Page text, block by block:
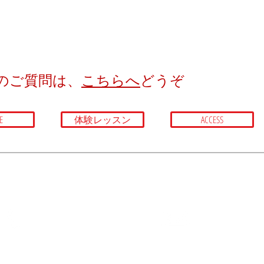
ご質問は、 こちらへどうぞ​​
体験レッスン ACCESS